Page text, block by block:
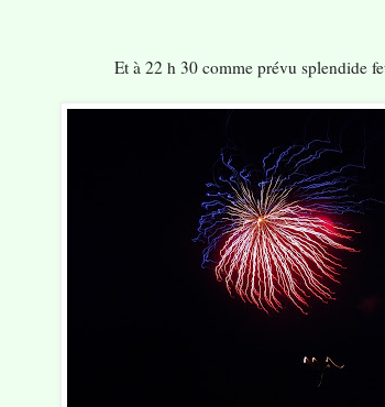
Et à 22 h 30 comme prévu splendide